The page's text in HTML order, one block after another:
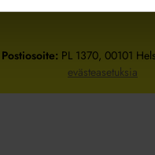
Postiosoite: PL 1370, 00101
evästeasetuksia